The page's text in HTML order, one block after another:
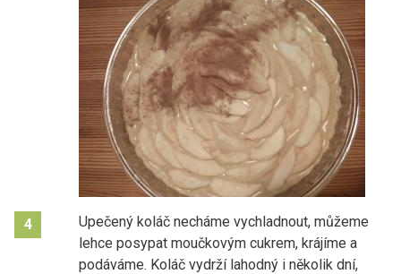
4
Upečený koláč necháme vychladnout, můžeme
lehce posypat moučkovým cukrem, krájíme a
podáváme. Koláč vydrží lahodný i několik dní,